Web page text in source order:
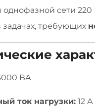
однофазной сети 220
задачах, требующих
ВА
ток нагрузки: 12 А